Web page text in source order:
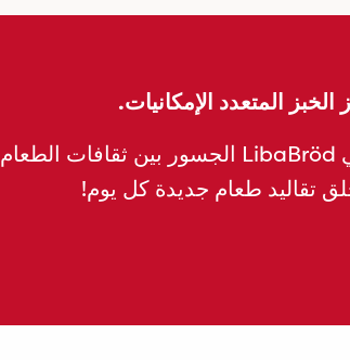
الخبز المتعدد الإمكانيات.
يبني LibaBröd الجسور بين ثقافات الطعام
تقاليد طعام جديدة كل يوم!